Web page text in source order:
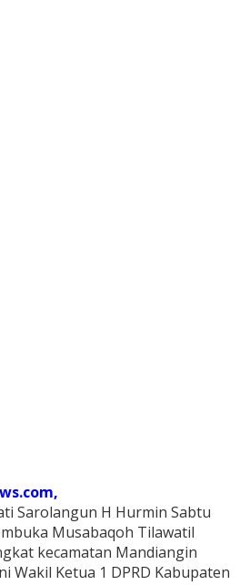
Sarolangun H Hurmin Sabtu
Musabaqoh Tilawatil
kecamatan Mandiangin
Wakil Ketua 1 DPRD Kabupaten